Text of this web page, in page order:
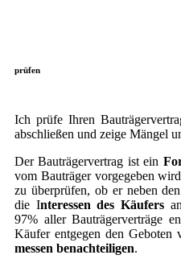
prüfen
Ich prü­fe Ihren
abschlie­ßen und zei­ge Män­gel
Der Bau­trä­ger­ver­trag ist ein
vom Bau­trä­ger vor­ge­ge­ben
zu über­prü­fen, ob er neben
die Inter­es­sen des Käu­fers
97% aller Bau­trä­ger­ver­trä­ge
Käu­fer ent­ge­gen den Gebo­ten
mes­sen benach­tei­li­gen.